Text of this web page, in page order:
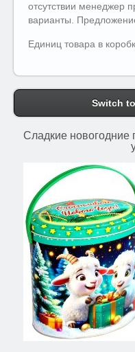
отсутствии менеджер
варианты.
Единиц товара в
Switch
Сладкие новогодние